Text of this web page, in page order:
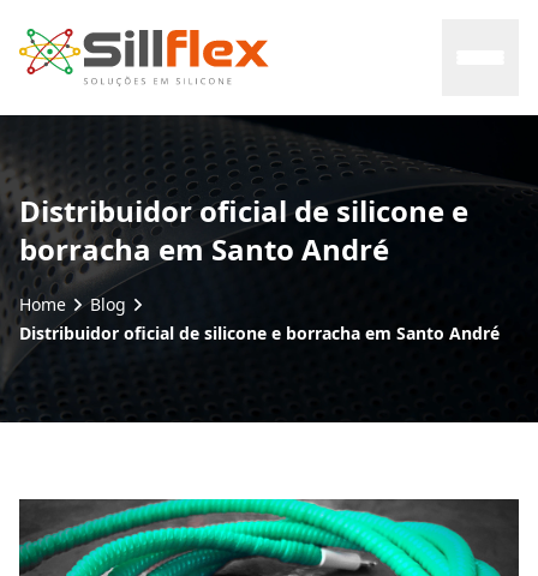
Home
Sobre nós
Mercados
Blog
Distribuidor oficial de silicone e
borracha em Santo André
Home
Blog
Distribuidor oficial de silicone e borracha em Santo André